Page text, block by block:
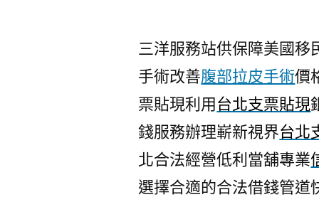
三洋服務站供保障美國移
手術改善腹部拉皮手術價
票貼現利用台北支票貼現
錢服務辦理嶄新視界台北
北合法經營低利當舖專業
選擇合適的合法借錢管道